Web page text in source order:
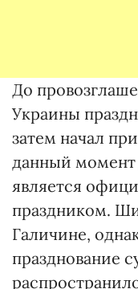
До
Украины
затем начал
данный момент
является
праздником.
Галичине,
празднование